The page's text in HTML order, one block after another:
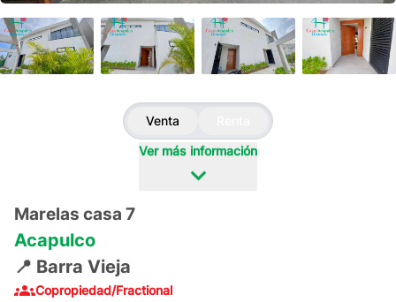
Venta
Ver más información
Marelas casa 7
Acapulco
📍 Barra Vieja
Copropiedad/Fractional